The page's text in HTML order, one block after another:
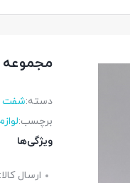
بستن
دسته:شفت
برچسب:
ویژگی‌ها
ارسال کالا: